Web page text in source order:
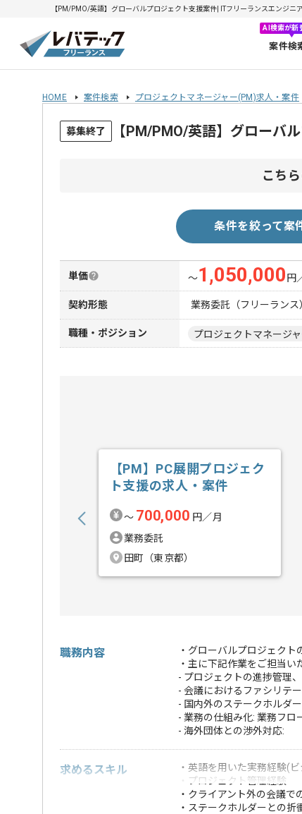
【PM/PMO/英語】グローバルプロジェクト支援案件| ITフリーランスエンジ
AI検索が新
案件検
HOME 案件検索 プロジェクトマネージャー(PM)求人・案件
募集終了 【PM/PMO/英語】グローバ
こち
条件を絞って案
単価 〜1,050,000 円
契約形態 業務委託（フリーランス
職種・ポジション プロジェクトマネージ
【PM】PC展開プロジェク
ト支援の求人・案件
〜 700,000 円／月
業務委託
田町（東京都）
職務内容
・グローバルプロジェクト
・主に下記作業をご担当い
- プロジェクトの進捗管理
- 会議におけるファシリテ
- 国内外のステークホルダ
- 業務の仕組み化: 業務フロ
- 海外団体との渉外対応:
求めるスキル
・英語を用いた実務経験(
・プロジェクト管理経験
・クライアント外の会議
・ステークホルダーとの